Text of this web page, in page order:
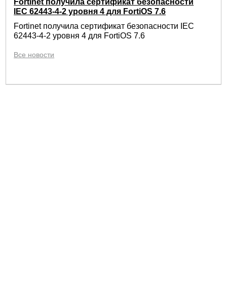
IEC 62443-4-2 уровня 4 для FortiOS 7.6
Fortinet получила сертификат безопасности IEC
62443-4-2 уровня 4 для FortiOS 7.6
Все новости